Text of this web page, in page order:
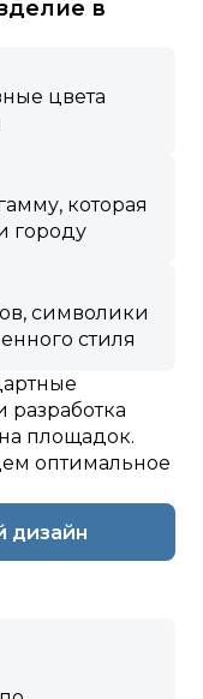
в
цвета
которая
городу
символики
стиля
площадок.
оптимальное
дизайн